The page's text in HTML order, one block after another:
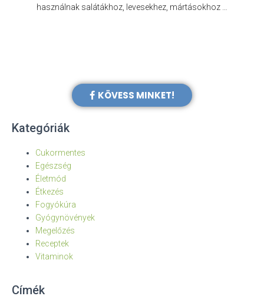
használnak salátákhoz, levesekhez, mártásokhoz …
KÖVESS MINKET!
Kategóriák
Cukormentes
Egészség
Életmód
Étkezés
Fogyókúra
Gyógynövények
Megelőzés
Receptek
Vitaminok
Címék